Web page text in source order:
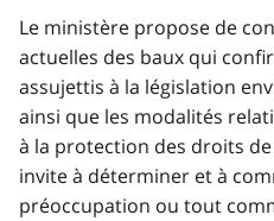
Le ministère propose de
actuelles des baux qui
assujettis à la législation
ainsi que les modalités
à la protection des droits
invite à déterminer et à
préoccupation ou tout